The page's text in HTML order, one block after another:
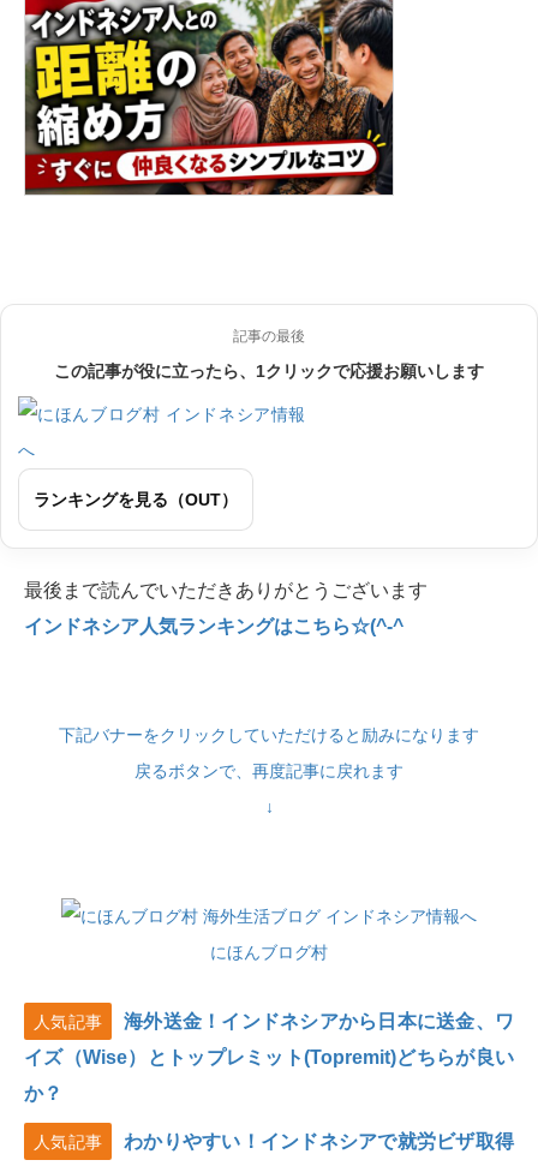
記事の最後
この記事が役に立ったら、1クリックで応援お願いします
ランキングを見る（OUT）
最後まで読んでいただきありがとうございます
インドネシア人気ランキングはこちら☆(^-^
下記バナーをクリックしていただけると励みになります
戻るボタンで、再度記事に戻れます
↓
にほんブログ村
人気記事
海外送金！インドネシアから日本に送金、ワ
イズ（Wise）とトップレミット(Topremit)どちらが良い
か？
人気記事
わかりやすい！インドネシアで就労ビザ取得